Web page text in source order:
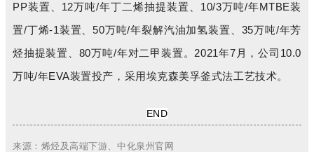
PP装置、12万吨/年丁二烯抽提装置、10/3万吨/年MTBE装
置/丁烯-1装置、50万吨/年裂解汽油加氢装置、35万吨/年芳
烃抽提装置、80万吨/年对二甲装置。2021年7月，公司10.0
万吨/年EVA装置投产，采用埃克森美孚釜式法工艺技术。
END
来源：烯烃及高端下游、中化泉州官网